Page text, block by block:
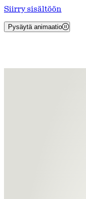
Siirry sisältöön
Pysäytä animaatio